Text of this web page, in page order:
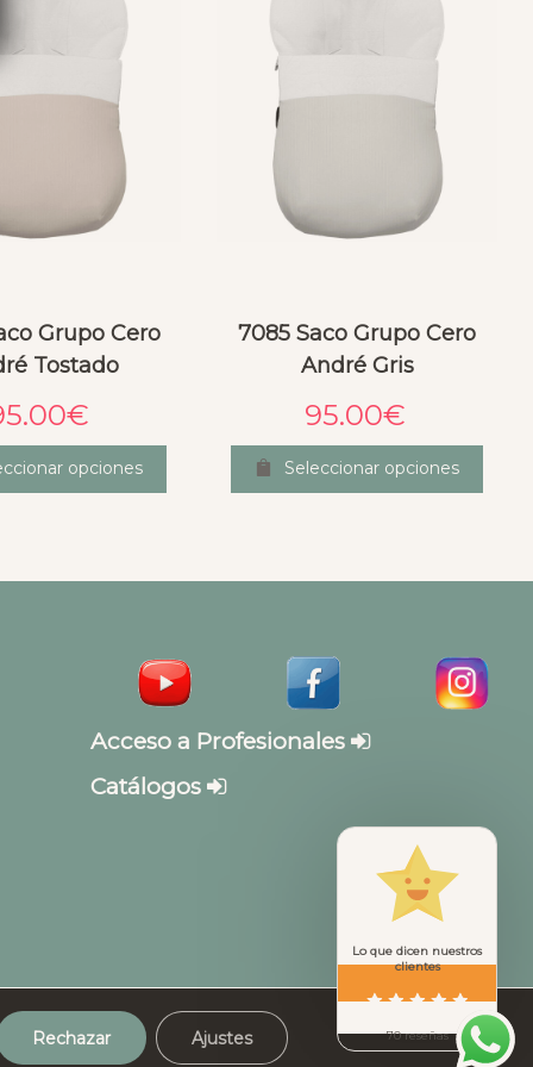
Grupo Cero
Tostado
€
opciones
7085 Saco Grupo Cero
André Gris
95.00€
Seleccionar opciones
Acceso a Profesionales
Catálogos
Rechazar Ajustes
Lo que dicen nuestros
clientes
70 reseñas